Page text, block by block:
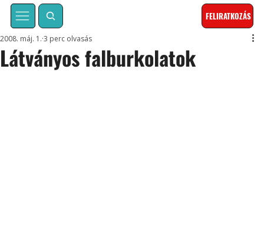
FELIRATKOZÁS
Látványos falburkolatok
2008. máj. 1. 3 perc olvasás